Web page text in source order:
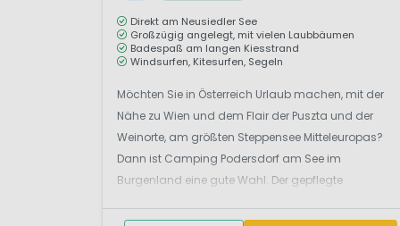
Direkt am Neusiedler See
Großzügig angelegt, mit vielen Laubbäumen
Badespaß am langen Kiesstrand
Windsurfen, Kitesurfen, Segeln
Möchten Sie in Österreich Urlaub machen, mit der
Nähe zu Wien und dem Flair der Puszta und der
Weinorte, am größten Steppensee Mitteleuropas?
Dann ist Camping Podersdorf am See im
Burgenland eine gute Wahl. Der gepflegte
Alpenrepublik, nah der ungarischen Grenze. Überw...